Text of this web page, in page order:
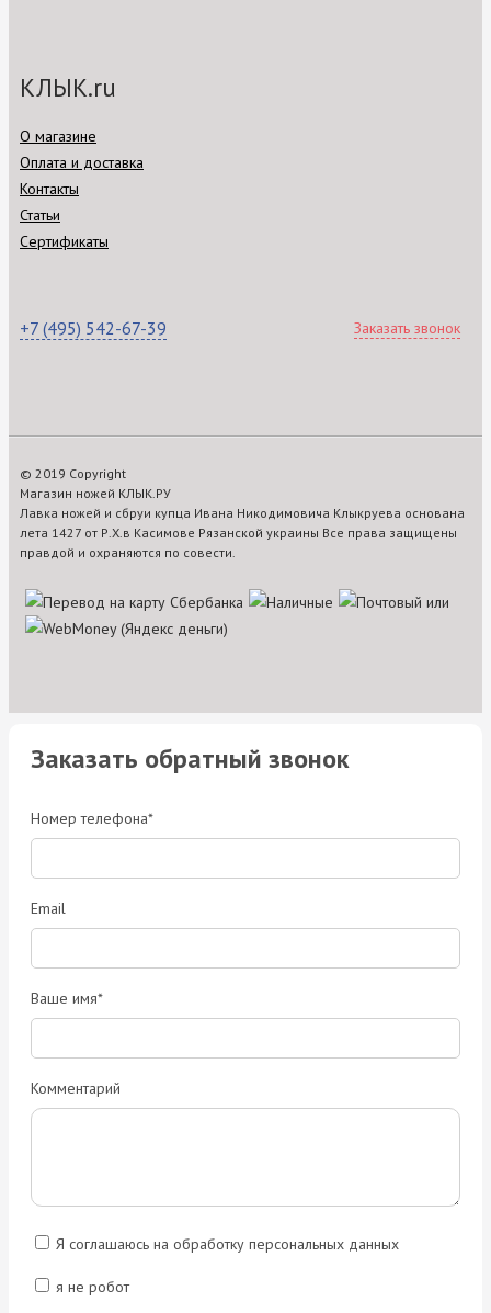
КЛЫК.ru
О магазине
Оплата и доставка
Контакты
Статьи
Сертификаты
+7 (495) 542-67-39 Заказать звонок
© 2019 Copyright
Магазин ножей КЛЫК.РУ
Лавка ножей и сбруи купца Ивана Никодимовича Клыкруева основана
лета 1427 от Р.Х.в Касимове Рязанской украины Все права защищены
правдой и охраняются по совести.
Заказать обратный звонок
Номер телефона*
Email
Ваше имя*
Комментарий
Я соглашаюсь на обработку персональных данных
я не робот